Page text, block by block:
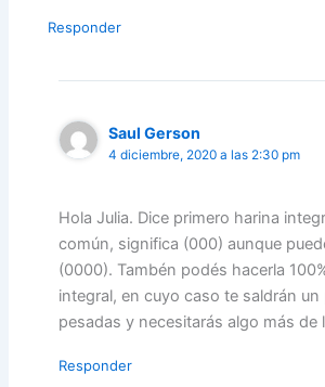
Responder
Saul Gerson
4 diciembre, 2020 a las 2:30 pm
Hola Julia. Dice primero harina
común, significa (000) aunque
(0000). Tambén podés hacerla
integral, en cuyo caso te saldrán
pesadas y necesitarás algo más de
Responder